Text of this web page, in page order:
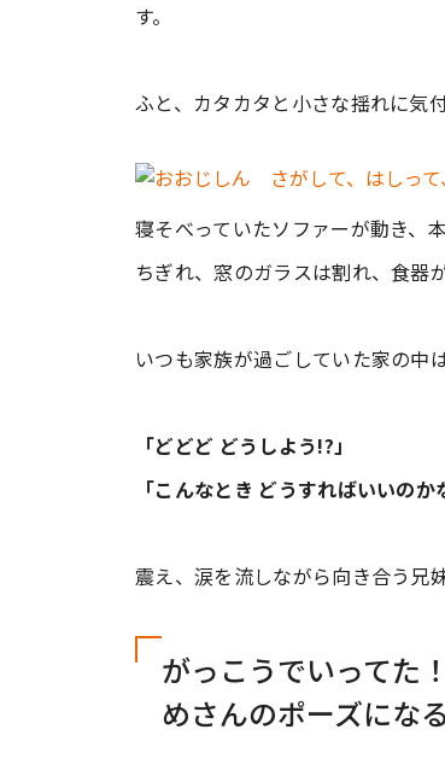
す。
ふと、カタカタと小さな揺れに
寝そべっていたソファーが動き、
ちぎれ、窓のガラスは割れ、食
いつも家族が過ごしていた家の中
「どどど どうしよう!?」
「こんなとき どうすればいいのか
震え、涙を流しながら向き合う兄
がっこうでいってた
めさんのポーズにな